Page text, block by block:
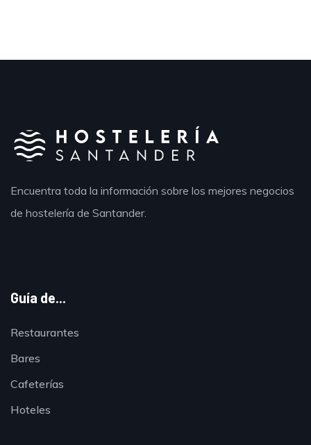
Encuentra toda la información sobre los mejores negocios
de hostelería de Santander.
Guía de...
Restaurantes
Bares
Cafeterías
Hoteles